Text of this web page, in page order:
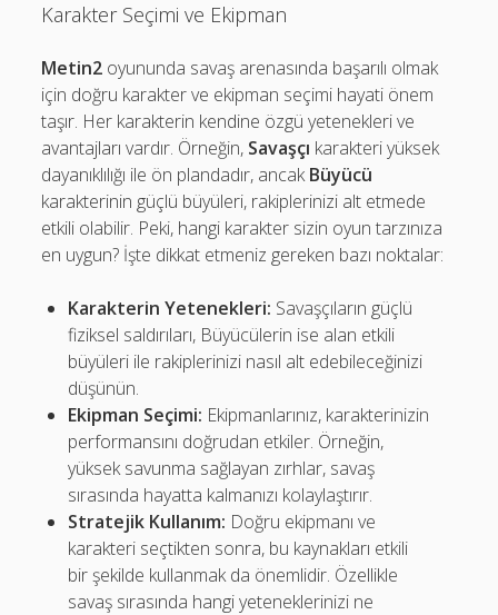
Karakter Seçimi ve Ekipman
Metin2 oyununda savaş arenasında başarılı olmak
için doğru karakter ve ekipman seçimi hayati önem
taşır. Her karakterin kendine özgü yetenekleri ve
avantajları vardır. Örneğin, Savaşçı karakteri yüksek
dayanıklılığı ile ön plandadır, ancakBüyücü
karakterinin güçlü büyüleri, rakiplerinizi alt etmede
etkili olabilir. Peki, hangi karakter sizin oyun tarzınıza
en uygun? İşte dikkat etmeniz gereken bazı noktalar:
Karakterin Yetenekleri: Savaşçıların güçlü
fiziksel saldırıları, Büyücülerin ise alan etkili
büyüleri ile rakiplerinizi nasıl alt edebileceğinizi
düşünün.
Ekipman Seçimi: Ekipmanlarınız, karakterinizin
performansını doğrudan etkiler. Örneğin,
yüksek savunma sağlayan zırhlar, savaş
sırasında hayatta kalmanızı kolaylaştırır.
Stratejik Kullanım: Doğru ekipmanı ve
karakteri seçtikten sonra, bu kaynakları etkili
bir şekilde kullanmak da önemlidir. Özellikle
savaş sırasında hangi yeteneklerinizi ne